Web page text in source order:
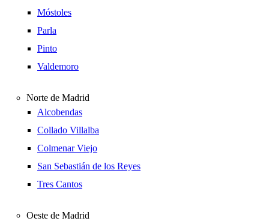
Móstoles
Parla
Pinto
Valdemoro
Norte de Madrid
Alcobendas
Collado Villalba
Colmenar Viejo
San Sebastián de los Reyes
Tres Cantos
Oeste de Madrid